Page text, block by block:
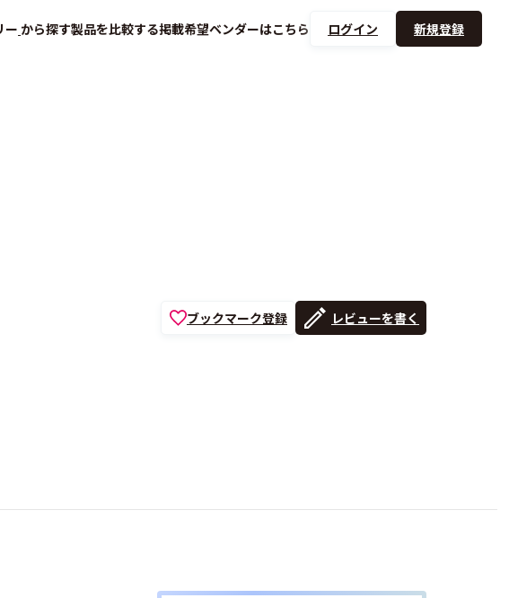
ー から探す製品を比較する掲載希望ベンダーはこちら ログイン 新規登録
ブックマーク登録 レビューを書く